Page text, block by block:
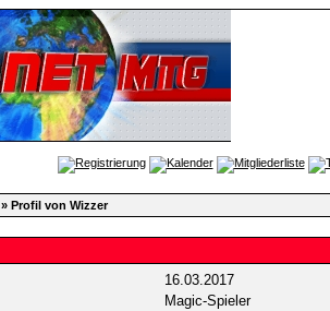
» Profil von Wizzer
16.03.2017
Magic-Spieler